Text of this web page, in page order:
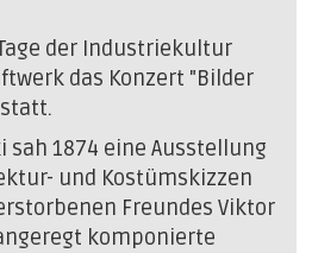
der Industriekultur
das Konzert "Bilder
sah 1874 eine Ausstellung
und Kostümskizzen
Freundes Viktor
komponierte